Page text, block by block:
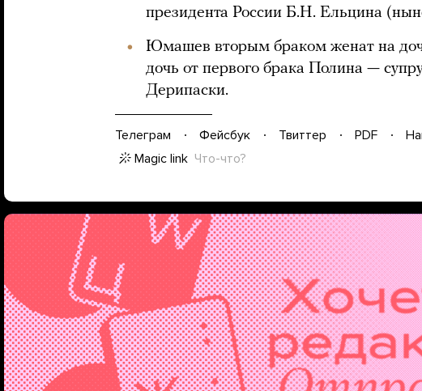
президента России Б.Н. Ельцина
Юмашев вторым браком женат на
дочь от первого брака Полина —
Дерипаски.
Телеграм Фейсбук Твиттер PDF
Magic link Что-что?